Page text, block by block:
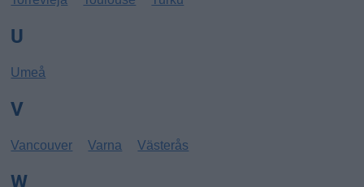
U
Umeå
V
Vancouver Varna Västerås
W